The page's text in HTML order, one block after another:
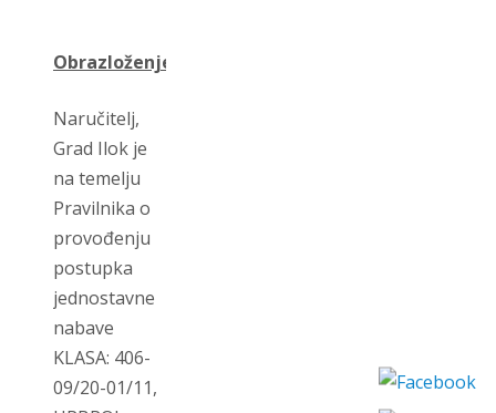
Obrazloženje:
Naručitelj,
Grad Ilok je
na temelju
Pravilnika o
provođenju
postupka
jednostavne
nabave
KLASA: 406-
09/20-01/11,